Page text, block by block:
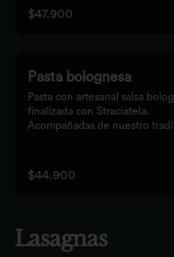
$47.900
Pasta bolognesa
Pasta con artesanal salsa
finalizada con Straciatela.
Acompañadas de nuestro
$44.900
Lasagnas